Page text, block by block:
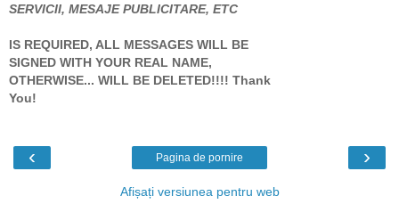
SERVICII, MESAJE PUBLICITARE, ETC
IS REQUIRED, ALL MESSAGES WILL BE
SIGNED WITH YOUR REAL NAME,
OTHERWISE... WILL BE DELETED!!!! Thank
You!
‹ ›
Pagina de pornire
Afișați versiunea pentru web